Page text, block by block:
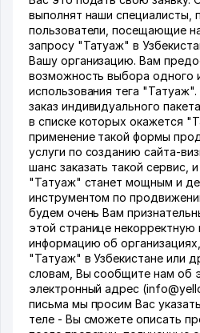
выполнят наши специалисты,
пользователи, посещающие
запросу "Татуаж" в
Вашу организацию. Вам
возможность выбора одного
использования тега
заказ индивидуального
в списке которых окажется
применение такой формы
услуги по созданию сайта-
шанс заказать такой сервис,
"Татуаж" станет мощным и
инструментом по
будем очень Вам
этой странице
информацию об
"Татуаж" в Узбекистане или
словам, Вы сообщите нам об
электронный адрес
письма мы просим Вас
теле - Вы сможете описать